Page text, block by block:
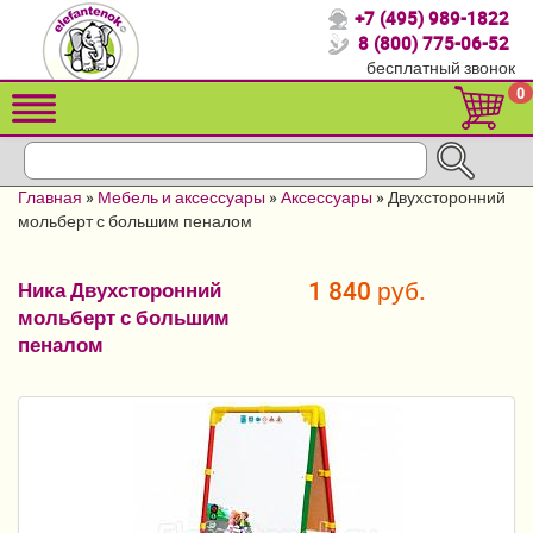
Спасибо, что выбрали нас!
Распродажа!
Детские коляски
Кроватки для новорожденных
Конверты, муфты
Мебель и аксессуары
Постельные принадлежности
+7 (495) 989-1822
8 (800) 775-06-52
бесплатный звонок
0
Главная » Мебель и аксессуары »Аксессуары »Двухсторонний
мольберт с большим пеналом
Ника Двухсторонний
мольберт с большим
пеналом
1 840 руб.